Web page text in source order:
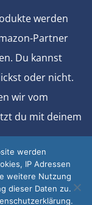
werden
Partner
Du kannst
oder nicht.
wir vom
du mit deinem
werden
IP Adressen
weitere Nutzung
dieser Daten zu.